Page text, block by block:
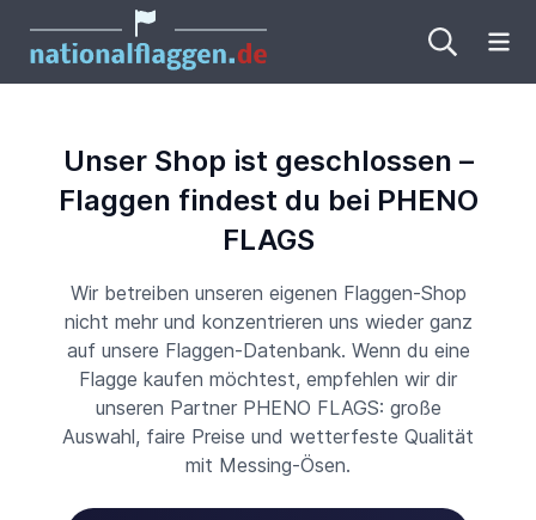
Unser Shop ist geschlossen –
Flaggen findest du bei PHENO
FLAGS
Wir betreiben unseren eigenen Flaggen-Shop
nicht mehr und konzentrieren uns wieder ganz
auf unsere Flaggen-Datenbank. Wenn du eine
Flagge kaufen möchtest, empfehlen wir dir
unseren Partner PHENO FLAGS: große
Auswahl, faire Preise und wetterfeste Qualität
mit Messing-Ösen.